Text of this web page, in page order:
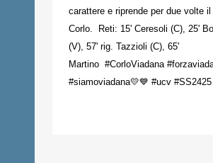
carattere e riprende per due volte il
Corlo. Reti: 15' Ceresoli (C), 25'
(V), 57' rig. Tazzioli (C), 65'
Martino #CorloViadana
#siamoviadana💛💙 #ucv